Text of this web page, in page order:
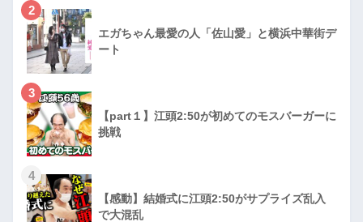
2
エガちゃん最愛の人「佐山愛」と横浜中華街デ
ート
3
【part１】江頭2:50が初めてのモスバーガーに
挑戦
4
【感動】結婚式に江頭2:50がサプライズ乱入
で大混乱